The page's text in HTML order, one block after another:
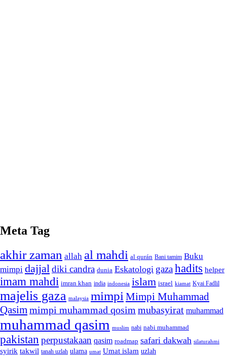
Meta Tag
akhir zaman allah al mahdi al qurán Bani tamim Buku
mimpi dajjaldiki candra dunia Eskatologi gazahadits helper
imam mahdi imran khan india indonesia islam israel kiamat Kyai Fadlil
majelis gaza malaysia mimpi Mimpi Muhammad
Qasimmimpi muhammad qosim mubasyirat muhammad
muhammad qasim muslim nabi nabi muhammad
pakistan perpustakaan qasim roadmap safari dakwah silaturahmi
syirik takwil tanah uzlah ulama umat Umat islam uzlah